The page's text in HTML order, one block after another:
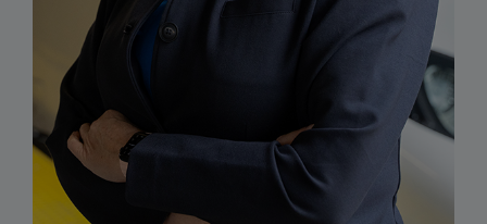
Amtrak警察局
提交FOIA请求说明
旅行社资源中心
企业旅行社
换票和退款
发送员工好评